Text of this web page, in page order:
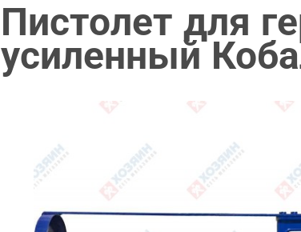
Пистолет для
усиленный